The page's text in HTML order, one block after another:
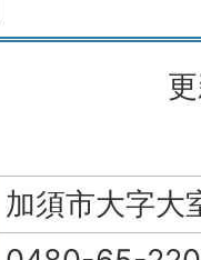
加須市大字大